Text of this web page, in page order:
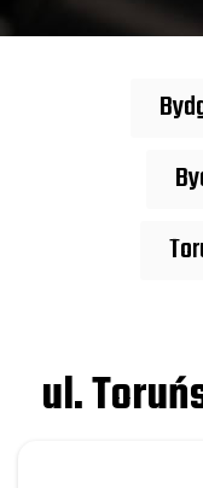
ul.